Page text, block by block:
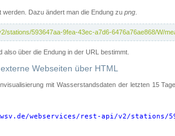
Dazu ändert man die Endung zu png
stations/593647aa-9fea-43ec-a7d6-6476a76ae868/W/
über die Endung in der URL bestimmt.
Webseiten über HTML
mit Wasserstandsdaten der letzten 15
webservices/rest-api/v2/stations/